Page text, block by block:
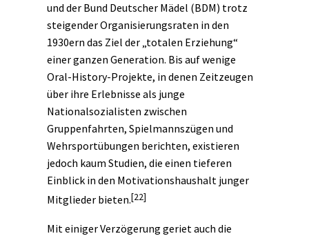
und der Bund Deutscher Mädel (BDM) trotz
steigender Organisierungsraten in den
1930ern das Ziel der „totalen Erziehung“
einer ganzen Generation. Bis auf wenige
Oral-History-Projekte, in denen Zeitzeugen
über ihre Erlebnisse als junge
Nationalsozialisten zwischen
Gruppenfahrten, Spielmannszügen und
Wehrsportübungen berichten, existieren
jedoch kaum Studien, die einen tieferen
Einblick in den Motivationshaushalt junger
Mitglieder bieten.[22]
Mit einiger Verzögerung geriet auch die